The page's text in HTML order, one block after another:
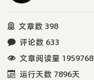
文章数 398
评论数 633
文章阅读量 1959768
运行天数 7896天